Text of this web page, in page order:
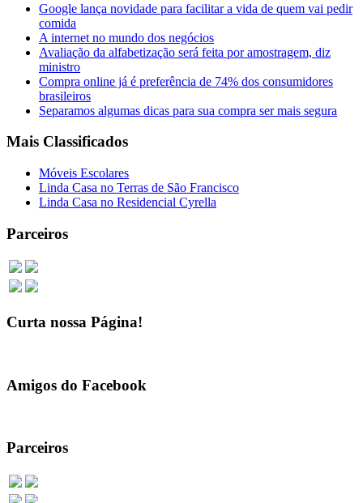
Google lança novidade para facilitar a vida de quem vai pedir
comida
A internet no mundo dos negócios
Avaliação da alfabetização será feita por amostragem, diz
ministro
Compra online já é preferência de 74% dos consumidores
brasileiros
Separamos algumas dicas para sua compra ser mais segura
Mais Classificados
Móveis Escolares
Linda Casa no Terras de São Francisco
Linda Casa no Residencial Cyrella
Parceiros
Curta nossa Página!
Amigos do Facebook
Parceiros